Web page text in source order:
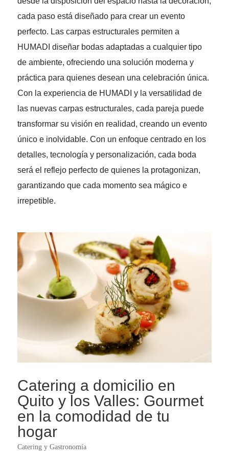
cada paso está diseñado para crear un evento
perfecto. Las carpas estructurales permiten a
HUMADI diseñar bodas adaptadas a cualquier tipo
de ambiente, ofreciendo una solución moderna y
práctica para quienes desean una celebración única.
Con la experiencia de HUMADI y la versatilidad de
las nuevas carpas estructurales, cada pareja puede
transformar su visión en realidad, creando un evento
único e inolvidable. Con un enfoque centrado en los
detalles, tecnología y personalización, cada boda
será el reflejo perfecto de quienes la protagonizan,
garantizando que cada momento sea mágico e
irrepetible.
Catering a domicilio en
Quito y los Valles: Gourmet
en la comodidad de tu
hogar
Catering y Gastronomía